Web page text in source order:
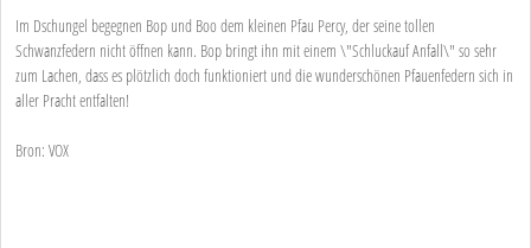
Im Dschungel begegnen Bop und Boo dem kleinen Pfau Percy, der seine tollen
Schwanzfedern nicht öffnen kann. Bop bringt ihn mit einem \"Schluckauf Anfall\" so sehr
zum Lachen, dass es plötzlich doch funktioniert und die wunderschönen Pfauenfedern sich in
aller Pracht entfalten!
Bron: VOX